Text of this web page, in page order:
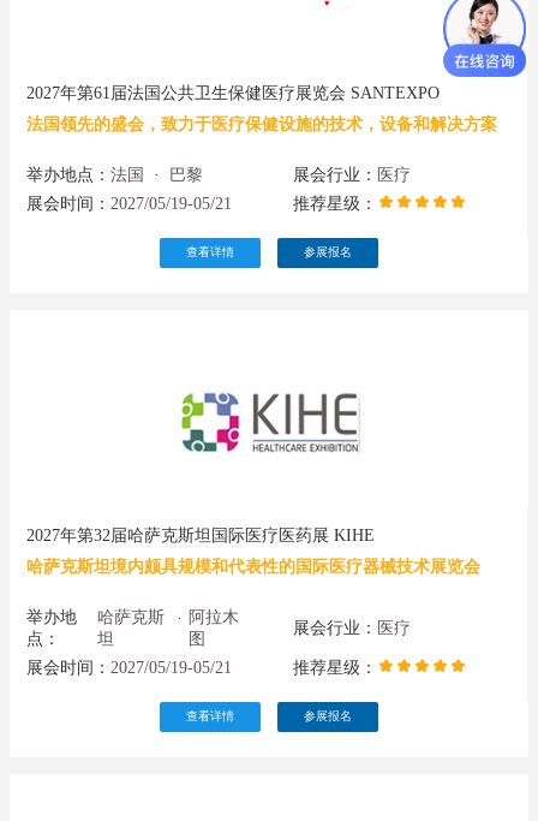
2027年第61届法国公共卫生保健医疗展览会 SANTEXPO
法国领先的盛会，致力于医疗保健设施的技术，设备和解决方案
举办地点：法国 · 巴黎 展会行业： 医疗
展会时间： 2027/05/19-05/21 推荐星级：
查看详情 参展报名
2027年第32届哈萨克斯坦国际医疗医药展 KIHE
哈萨克斯坦境内颇具规模和代表性的国际医疗器械技术展览会
举办地
点：
哈萨克斯
坦
· 阿拉木
图
展会行业： 医疗
展会时间： 2027/05/19-05/21 推荐星级：
查看详情 参展报名